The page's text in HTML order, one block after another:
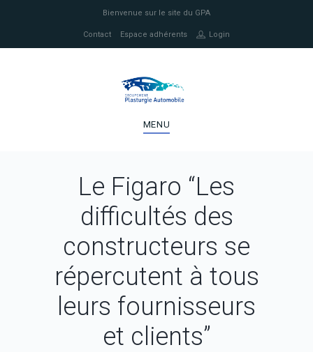
Bienvenue sur le site du GPA
Contact Espace adhérents Login
MENU
Le Figaro “Les
difficultés des
constructeurs se
répercutent à tous
leurs fournisseurs
et clients”